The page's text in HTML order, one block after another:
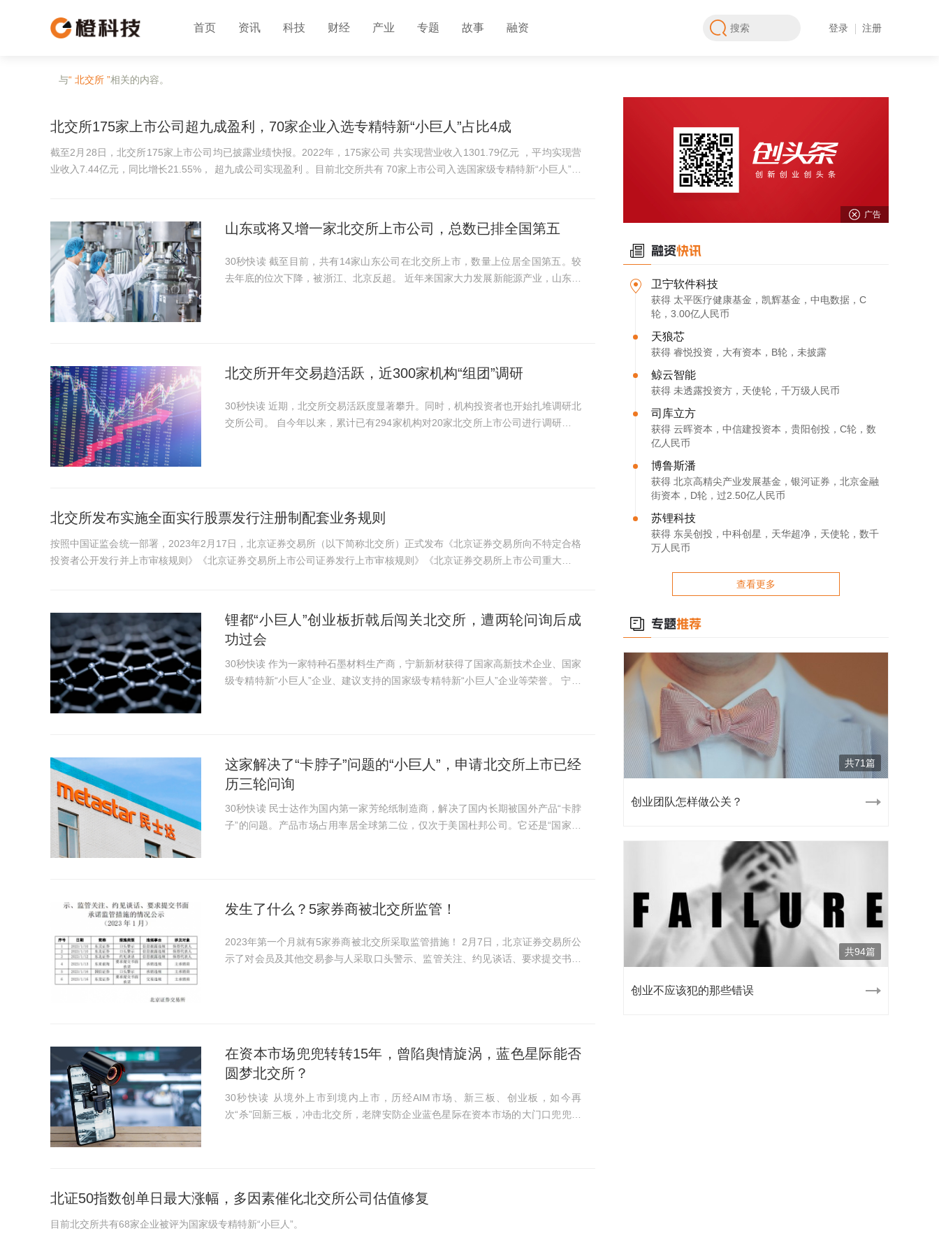
首页 资讯 科技 财经 产业 专题 故事 融资 登录 注册
与“ 北交所 ”相关的内容。
北交所175家上市公司超九成盈利，70家企业入选专精特新“小巨人”占比4成
截至2月28日，北交所175家上市公司均已披露业绩快报。2022年，175家公司 共实现营业收入1301.79亿元 ，平均实现营
业收入7.44亿元，同比增长21.55%， 超九成公司实现盈利 。目前北交所共有 70家上市公司入选国家级专精特新“小巨人”企
山东或将又增一家北交所上市公司，总数已排全国第五
30秒快读 截至目前，共有14家山东公司在北交所上市，数量上位居全国第五。较
去年底的位次下降，被浙江、北京反超。 近年来国家大力发展新能源产业，山东企
北交所开年交易趋活跃，近300家机构“组团”调研
30秒快读 近期，北交所交易活跃度显著攀升。同时，机构投资者也开始扎堆调研北
交所公司。 自今年以来，累计已有294家机构对20家北交所上市公司进行调研，累
北交所发布实施全面实行股票发行注册制配套业务规则
按照中国证监会统一部署，2023年2月17日，北京证券交易所（以下简称北交所）正式发布《北京证券交易所向不特定合格
投资者公开发行并上市审核规则》《北京证券交易所上市公司证券发行上市审核规则》《北京证券交易所上市公司重大资产
锂都“小巨人”创业板折戟后闯关北交所，遭两轮问询后成
功过会
30秒快读 作为一家特种石墨材料生产商，宁新新材获得了国家高新技术企业、国家
级专精特新“小巨人”企业、建议支持的国家级专精特新“小巨人”企业等荣誉。 宁新
这家解决了“卡脖子”问题的“小巨人”，申请北交所上市已经
历三轮问询
30秒快读 民士达作为国内第一家芳纶纸制造商，解决了国内长期被国外产品“卡脖
子”的问题。产品市场占用率居全球第二位，仅次于美国杜邦公司。它还是“国家级
发生了什么？5家券商被北交所监管！
2023年第一个月就有5家券商被北交所采取监管措施！ 2月7日，北京证券交易所公
示了对会员及其他交易参与人采取口头警示、监管关注、约见谈话、要求提交书面
在资本市场兜兜转转15年，曾陷舆情旋涡，蓝色星际能否
圆梦北交所？
30秒快读 从境外上市到境内上市，历经AIM市场、新三板、创业板，如今再
次“杀”回新三板，冲击北交所，老牌安防企业蓝色星际在资本市场的大门口兜兜转
北证50指数创单日最大涨幅，多因素催化北交所公司估值修复
目前北交所共有68家企业被评为国家级专精特新“小巨人”。
广告
卫宁软件科技
获得 太平医疗健康基金，凯辉基金，中电数据，C
轮，3.00亿人民币
天狼芯
获得 睿悦投资，大有资本，B轮，未披露
鲸云智能
获得 未透露投资方，天使轮，千万级人民币
司库立方
获得 云晖资本，中信建投资本，贵阳创投，C轮，数
亿人民币
博鲁斯潘
获得 北京高精尖产业发展基金，银河证券，北京金融
街资本，D轮，过2.50亿人民币
苏锂科技
获得 东吴创投，中科创星，天华超净，天使轮，数千
万人民币
查看更多
共71篇
创业团队怎样做公关？
共94篇
创业不应该犯的那些错误